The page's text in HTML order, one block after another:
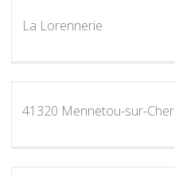
La Lorennerie
41320 Mennetou-sur-Cher